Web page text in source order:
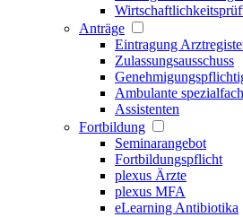
Anträge
Eintragung
Zulassungsausschuss
Ambulante
Assistenten
Fortbildung
Seminarangebot
Fortbildungspflicht
plexus Ärzte
plexus MFA
eLearning Antibiotika